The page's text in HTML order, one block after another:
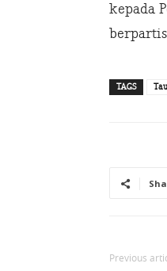
kepada
TAGS
Previous